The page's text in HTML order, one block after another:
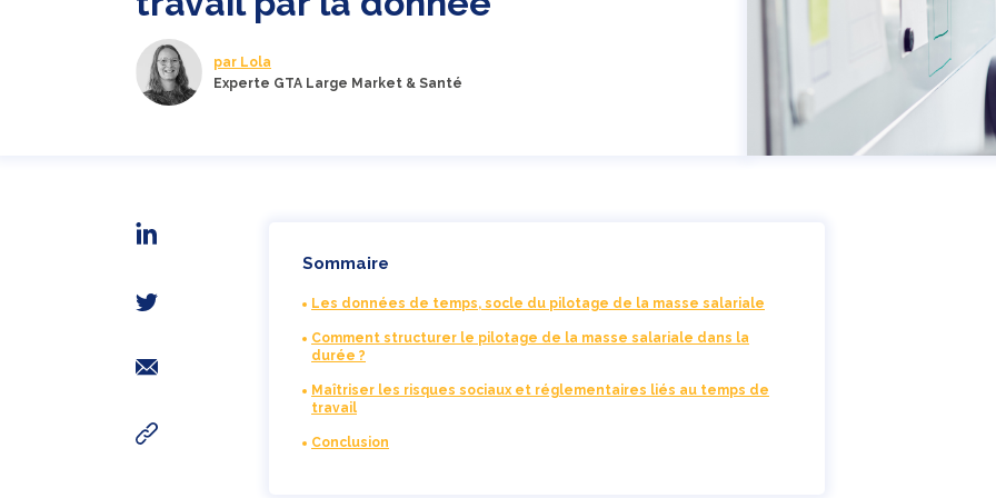
par Lola
Experte GTA Large Market & Santé
Sommaire
Les données de temps, socle du pilotage de la masse salariale
Comment structurer le pilotage de la masse salariale dans la
durée ?
Maîtriser les risques sociaux et réglementaires liés au temps de
travail
Conclusion